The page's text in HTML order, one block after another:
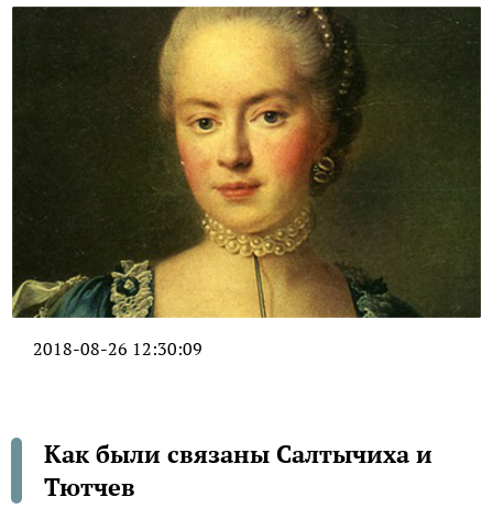
2018-08-26 12:30:09
Как были связаны Салтычиха и
Тютчев